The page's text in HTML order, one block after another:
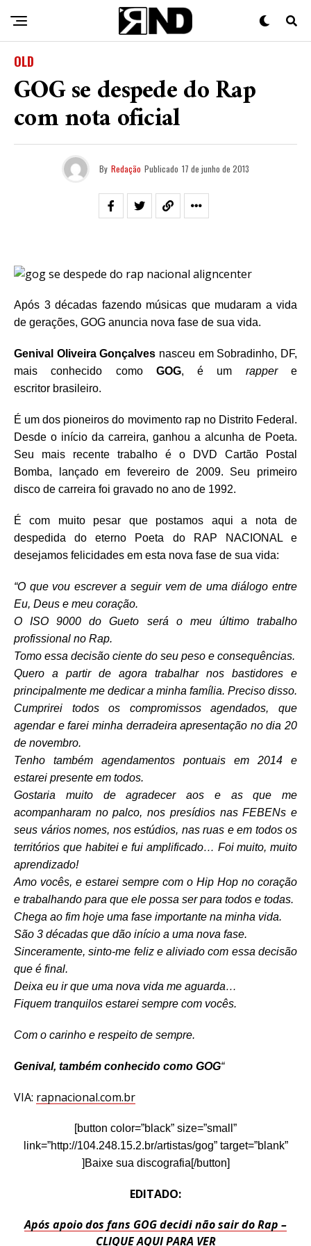
OLD
GOG se despede do Rap
com nota oficial
By Redação Publicado 17 de junho de 2013
Após 3 décadas fazendo músicas que mudaram a vida
de gerações, GOG anuncia nova fase de sua vida.
Genival Oliveira Gonçalves nasceu em Sobradinho, DF,
mais conhecido como GOG, é um rappere
escritor brasileiro.
É um dos pioneiros do movimento rap no Distrito Federal.
Desde o início da carreira, ganhou a alcunha de Poeta.
Seu mais recente trabalho é o DVD Cartão Postal
Bomba, lançado em fevereiro de 2009. Seu primeiro
disco de carreira foi gravado no ano de 1992.
É com muito pesar que postamos aqui a nota de
despedida do eterno Poeta do RAP NACIONAL e
desejamos felicidades em esta nova fase de sua vida:
“O que vou escrever a seguir vem de uma diálogo entre
Eu, Deus e meu coração.
O ISO 9000 do Gueto será o meu último trabalho
profissional no Rap.
Tomo essa decisão ciente do seu peso e consequências.
Quero a partir de agora trabalhar nos bastidores e
principalmente me dedicar a minha família. Preciso disso.
Cumprirei todos os compromissos agendados, que
agendar e farei minha derradeira apresentação no dia 20
de novembro.
Tenho também agendamentos pontuais em 2014 e
estarei presente em todos.
Gostaria muito de agradecer aos e as que me
acompanharam no palco, nos presídios nas FEBENs e
seus vários nomes, nos estúdios, nas ruas e em todos os
territórios que habitei e fui amplificado… Foi muito, muito
aprendizado!
Amo vocês, e estarei sempre com o Hip Hop no coração
e trabalhando para que ele possa ser para todos e todas.
Chega ao fim hoje uma fase importante na minha vida.
São 3 décadas que dão início a uma nova fase.
Sinceramente, sinto-me feliz e aliviado com essa decisão
que é final.
Deixa eu ir que uma nova vida me aguarda…
Fiquem tranquilos estarei sempre com vocês.
Com o carinho e respeito de sempre.
Genival, também conhecido como GOG“
VIA: rapnacional.com.br
[button color=”black” size=”small”
link=”http://104.248.15.2.br/artistas/gog” target=”blank”
]Baixe sua discografia[/button]
EDITADO:
Após apoio dos fans GOG decidi não sair do Rap –
CLIQUE AQUI PARA VER